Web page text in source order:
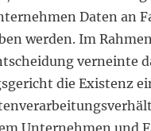
Daten an
werden. Im
verneinte
die Existenz